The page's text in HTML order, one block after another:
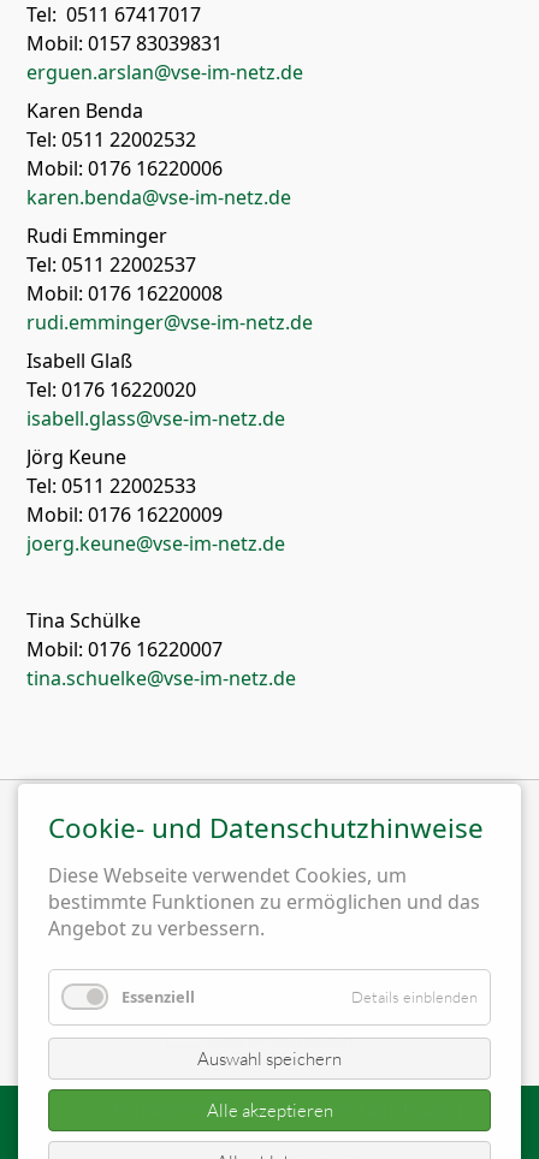
Tel: 0511 67417017
Mobil: 0157 83039831
erguen.arslan@vse-im-netz.de
Karen Benda
Tel: 0511 22002532
Mobil: 0176 16220006
karen.benda@vse-im-netz.de
Rudi Emminger
Tel: 0511 22002537
Mobil: 0176 16220008
rudi.emminger@vse-im-netz.de
Isabell Glaß
Tel: 0176 16220020
isabell.glass@vse-im-netz.de
Jörg Keune
Tel: 0511 22002533
Mobil: 0176 16220009
joerg.keune@vse-im-netz.de
Tina Schülke
Mobil: 0176 16220007
tina.schuelke@vse-im-netz.de
Wir sind Mitglied im
© Verbund Sozialtherapeutischer Einrichtungen
Impressum
Cookie- und Datenschutzhinweise
Diese Webseite verwendet Cookies, um
bestimmte Funktionen zu ermöglichen und das
Angebot zu verbessern.
Essenziell Details einblenden
Auswahl speichern
Alle akzeptieren